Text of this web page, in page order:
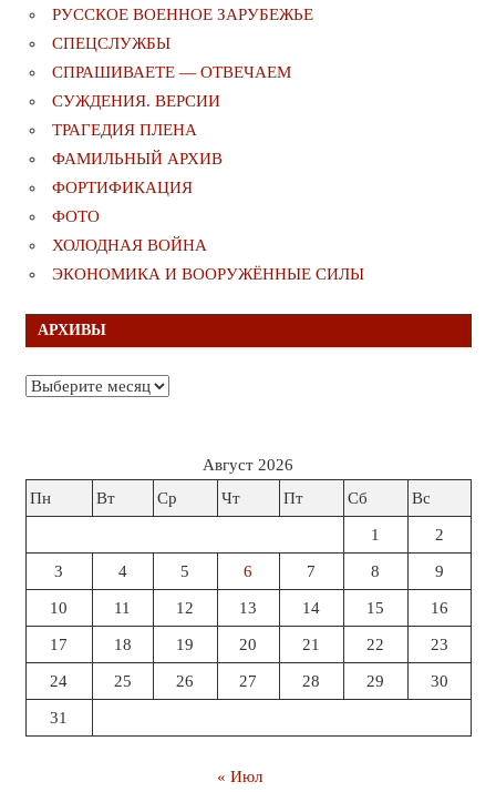
РУССКОЕ ВОЕННОЕ ЗАРУБЕЖЬЕ
СПЕЦСЛУЖБЫ
СПРАШИВАЕТЕ — ОТВЕЧАЕМ
СУЖДЕНИЯ. ВЕРСИИ
ТРАГЕДИЯ ПЛЕНА
ФАМИЛЬНЫЙ АРХИВ
ФОРТИФИКАЦИЯ
ФОТО
ХОЛОДНАЯ ВОЙНА
ЭКОНОМИКА И ВООРУЖЁННЫЕ СИЛЫ
АРХИВЫ
Архивы
Август 2026
Пн
Вт Ср Чт Пт Сб Вс
1 2
3 4 5 6 7 8 9
10 11 12 13 14 15 16
17 18 19 20 21 22 23
24 25 26 27 28 29 30
31
« Июл